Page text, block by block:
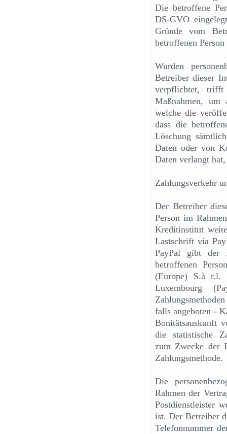
Die betroffene
DS-GVO
Gründe vom
betroffenen
Wurden
Betreiber dieser
verpflichtet, trifft
Maßnahmen, um
welche die
dass die
Löschung
Daten oder von
Daten verlangt
Zahlungsverkehr
Der Betreiber
Person im
Kreditinstitut
Lastschrift via
PayPal gibt der
betroffenen
(Europe) S.à r.l.
Luxembourg
falls angeboten -
Bonitätsauskunft
die statistische
zum Zwecke der
Zahlungsmethode.
Die
Rahmen der
Postdienstleister
ist. Der Betreiber
Telefonnummer